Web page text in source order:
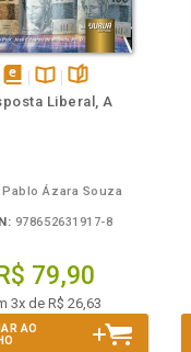
disponível
Disponível
páginas
Liberal, A
Pablo Ázara Souza
978652631917-8
R$ 79,90
3x de R$ 26,63
AO